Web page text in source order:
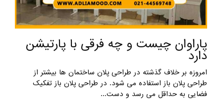
پاراوان چیست و چه فرقی با پارتیشن
دارد
امروزه بر خلاف گذشته در طراحی پلان ساختمان ها بیشتر از
طراحی پلان باز استفاده می شود. در طراحی پلان باز تفکیک
فضایی به حداقل می رسد و دست...